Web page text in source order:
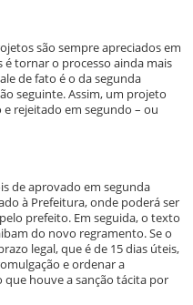
são sempre apreciados em
é tornar o processo ainda mais
de fato é o da segunda
seguinte. Assim, um projeto
rejeitado em segundo – ou
de aprovado em segunda
à Prefeitura, onde poderá ser
prefeito. Em seguida, o texto
do novo regramento. Se o
legal, que é de 15 dias úteis,
e ordenar a
que houve a sanção tácita por